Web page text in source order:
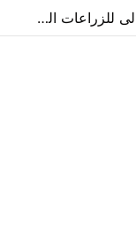
رئيس مجلس إدارة شركة ويسترن فالى للزراعات الحديثة يكشف أهمية اقتصاد الزراعات الحيوية